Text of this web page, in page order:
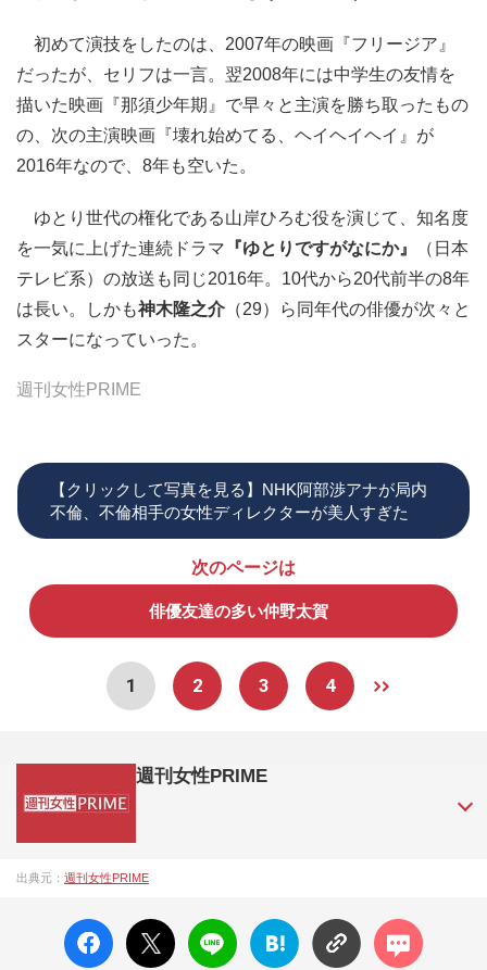
初めて演技をしたのは、2007年の映画『フリージア』
だったが、セリフは一言。翌2008年には中学生の友情を
描いた映画『那須少年期』で早々と主演を勝ち取ったもの
の、次の主演映画『壊れ始めてる、ヘイヘイヘイ』が
2016年なので、8年も空いた。
ゆとり世代の権化である山岸ひろむ役を演じて、知名度
を一気に上げた連続ドラマ 『ゆとりですがなにか』
（日本
テレビ系）の放送も同じ2016年。10代から20代前半の8年
は長い。しかも神木隆之介 （29）ら同年代の俳優が次々と
スターになっていった。
週刊女性PRIME
【クリックして写真を見る】NHK阿部渉アナが局内
不倫、不倫相手の女性ディレクターが美人すぎた
次のページは
俳優友達の多い仲野太賀
1 2 3 4
週刊女性PRIME
成27年）1月に開設された主婦と生活社が運営する日本のニュ
陣の執筆記事を配信するほか、女性週刊誌『週刊女性』の誌
面に掲載された記事から、インターネット利用者層にとって
出典元： 週刊女性PRIME
facebo
ok い
X ポス
ト
LINE
はてな
ブック
コメン
ト